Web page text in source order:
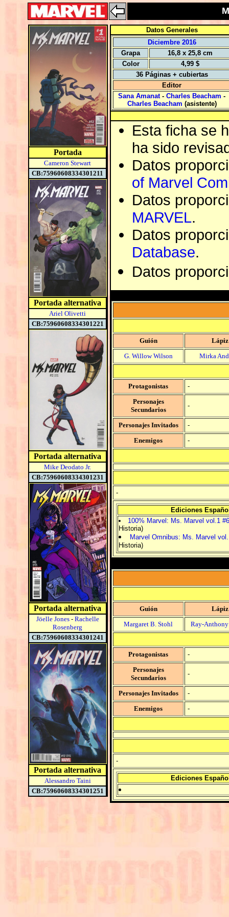
Portada
Cameron Stewart
CB:75960608334301211
Portada alternativa
Ariel Olivetti
CB:75960608334301221
Portada alternativa
Mike Deodato Jr.
CB:75960608334301231
Portada alternativa
Jöelle Jones- Rachelle
Rosenberg
CB:75960608334301241
Portada alternativa
Alessandro Taini
CB:75960608334301251
Datos Generales
Diciembre 2016
Grapa
16,8 x 25,8 cm
Color
4,99 $
36 Páginas + cubiertas
Editor
Sana Amanat- Charles Beacham -
Charles Beacham (asistente)
Esta ficha se
ha sido
Datos
of Marvel
Datos
MARVEL.
Datos
Database.
Datos
Guión
Lápiz
G. Willow Wilson
Mirka
Protagonistas
-
Personajes
Secundarios
-
Personajes Invitados
-
Enemigos
-
-
Ediciones
100% Marvel: Ms. Marvel vol.1
Historia)
Marvel Omnibus: Ms. Marvel
Historia)
Guión
Lápiz
Margaret B. Stohl
Ray-
Protagonistas
-
Personajes
Secundarios
-
Personajes Invitados
-
Enemigos
-
-
Ediciones